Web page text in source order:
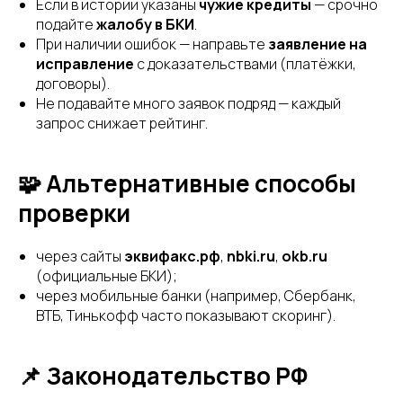
Если в истории указаны чужие кредиты — срочно
подайтежалобу в БКИ.
При наличии ошибок — направьте заявление на
исправление с доказательствами (платёжки,
договоры).
Не подавайте много заявок подряд — каждый
запрос снижает рейтинг.
🧩 Альтернативные способы
проверки
через сайты эквифакс.рф, nbki.ru, okb.ru
(официальные БКИ);
через мобильные банки (например, Сбербанк,
ВТБ, Тинькофф часто показывают скоринг).
📌 Законодательство РФ